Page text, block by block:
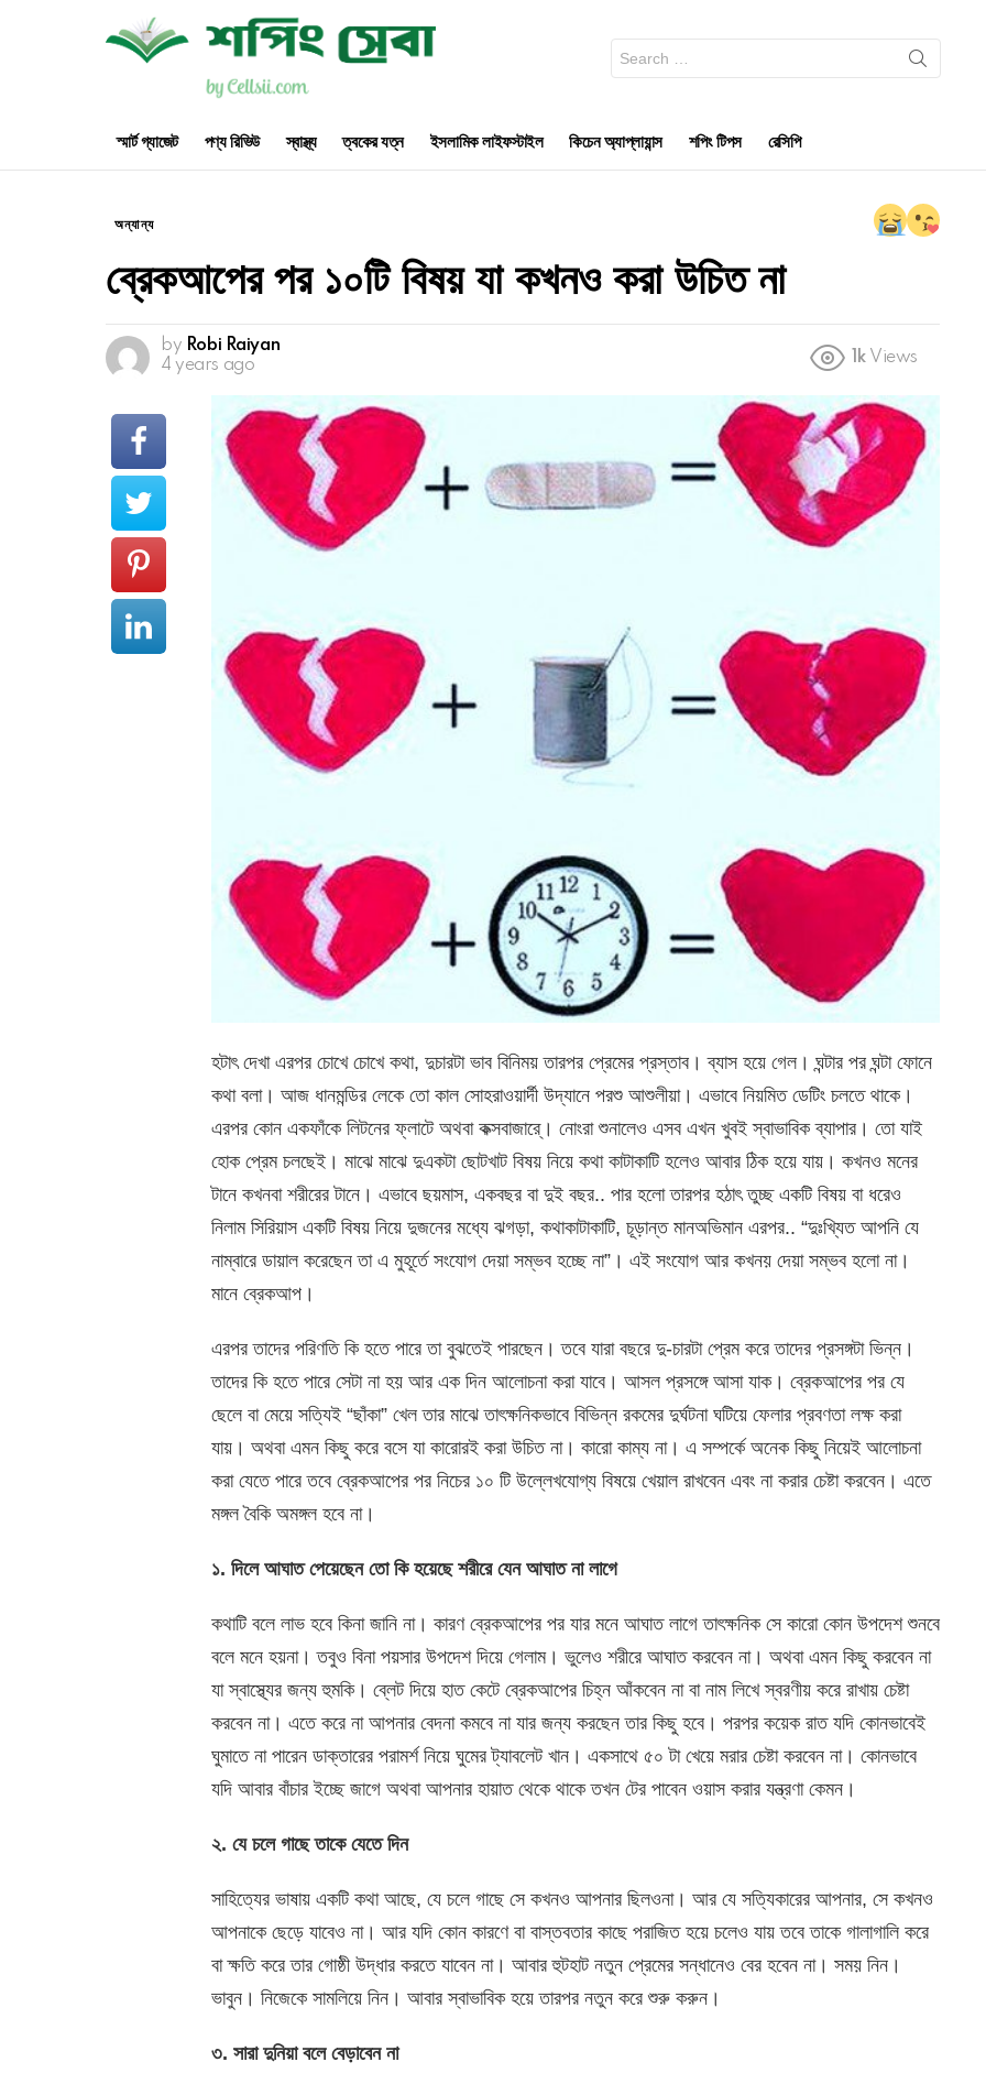
for:
স্মার্ট গ্যাজেট পণ্য রিভিউ স্বাস্থ্য ত্বকের যত্ন ইসলামিক লাইফস্টাইল কিচেন অ্যাপ্লায়ান্স শপিং টিপস রেসিপি
অন্যান্য
ব্রেকআপের পর ১০টি বিষয় যা কখনও করা উচিত না
by Robi Raiyan
4 years ago
1k Views
হটাৎ দেখা এরপর চোখে চোখে কথা, দুচারটা ভাব বিনিময় তারপর প্রেমের প্রস্তাব। ব্যাস হয়ে গেল। ঘন্টার পর ঘন্টা ফোনে
কথা বলা। আজ ধানমন্ডির লেকে তো কাল সোহরাওয়ার্দী উদ্যানে পরশু আশুলীয়া। এভাবে নিয়মিত ডেটিং চলতে থাকে।
এরপর কোন একফাঁকে লিটনের ফ্লাটে অথবা কক্সবাজারে্। নোংরা শুনালেও এসব এখন খুবই স্বাভাবিক ব্যাপার। তো যাই
হোক প্রেম চলছেই। মাঝে মাঝে দুএকটা ছোটখাট বিষয় নিয়ে কথা কাটাকাটি হলেও আবার ঠিক হয়ে যায়। কখনও মনের
টানে কখনবা শরীরের টানে। এভাবে ছয়মাস, একবছর বা দুই বছর.. পার হলো তারপর হঠাৎ তুচ্ছ একটি বিষয় বা ধরেও
নিলাম সিরিয়াস একটি বিষয় নিয়ে দুজনের মধ্যে ঝগড়া, কথাকাটাকাটি, চূড়ান্ত মানঅভিমান এরপর.. “দুঃখ্যিত আপনি যে
নাম্বারে ডায়াল করেছেন তা এ মুহূর্তে সংযোগ দেয়া সম্ভব হচ্ছে না”। এই সংযোগ আর কখনয় দেয়া সম্ভব হলো না।
মানে ব্রেকআপ।
এরপর তাদের পরিণতি কি হতে পারে তা বুঝতেই পারছেন। তবে যারা বছরে দু-চারটা প্রেম করে তাদের প্রসঙ্গটা ভিন্ন।
তাদের কি হতে পারে সেটা না হয় আর এক দিন আলোচনা করা যাবে। আসল প্রসঙ্গে আসা যাক। ব্রেকআপের পর যে
ছেলে বা মেয়ে সত্যিই “ছাঁকা” খেল তার মাঝে তাৎক্ষনিকভাবে বিভিন্ন রকমের দুর্ঘটনা ঘটিয়ে ফেলার প্রবণতা লক্ষ করা
যায়। অথবা এমন কিছু করে বসে যা কারোরই করা উচিত না। কারো কাম্য না। এ সম্পর্কে অনেক কিছু নিয়েই আলোচনা
করা যেতে পারে তবে ব্রেকআপের পর নিচের ১০ টি উল্লেখযোগ্য বিষয়ে খেয়াল রাখবেন এবং না করার চেষ্টা করবেন। এতে
মঙ্গল বৈকি অমঙ্গল হবে না।
১. দিলে আঘাত পেয়েছেন তো কি হয়েছে শরীরে যেন আঘাত না লাগে
কথাটি বলে লাভ হবে কিনা জানি না। কারণ ব্রেকআপের পর যার মনে আঘাত লাগে তাৎক্ষনিক সে কারো কোন উপদেশ শুনবে
বলে মনে হয়না। তবুও বিনা পয়সার উপদেশ দিয়ে গেলাম। ভুলেও শরীরে আঘাত করবেন না। অথবা এমন কিছু করবেন না
যা স্বাস্থ্যের জন্য হুমকি। ব্লেট দিয়ে হাত কেটে ব্রেকআপের চিহ্ন আঁকবেন না বা নাম লিখে স্বরণীয় করে রাখায় চেষ্টা
করবেন না। এতে করে না আপনার বেদনা কমবে না যার জন্য করছেন তার কিছু হবে। পরপর কয়েক রাত যদি কোনভাবেই
ঘুমাতে না পারেন ডাক্তারের পরামর্শ নিয়ে ঘুমের ট্যাবলেট খান। একসাথে ৫০ টা খেয়ে মরার চেষ্টা করবেন না। কোনভাবে
যদি আবার বাঁচার ইচ্ছে জাগে অথবা আপনার হায়াত থেকে থাকে তখন টের পাবেন ওয়াস করার যন্ত্রণা কেমন।
২. যে চলে গাছে তাকে যেতে দিন
সাহিত্যের ভাষায় একটি কথা আছে, যে চলে গাছে সে কখনও আপনার ছিলওনা। আর যে সত্যিকারের আপনার, সে কখনও
আপনাকে ছেড়ে যাবেও না। আর যদি কোন কারণে বা বাস্তবতার কাছে পরাজিত হয়ে চলেও যায় তবে তাকে গালাগালি করে
বা ক্ষতি করে তার গোষ্ঠী উদ্ধার করতে যাবেন না। আবার হুটহাট নতুন প্রেমের সন্ধানেও বের হবেন না। সময় নিন।
ভাবুন। নিজেকে সামলিয়ে নিন। আবার স্বাভাবিক হয়ে তারপর নতুন করে শুরু করুন।
৩. সারা দুনিয়া বলে বেড়াবেন না